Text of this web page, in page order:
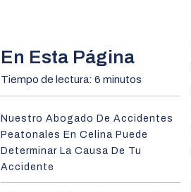
En Esta Página
Tiempo de lectura: 6 minutos
Nuestro Abogado De Accidentes
Peatonales En Celina Puede
Determinar La Causa De Tu
Accidente